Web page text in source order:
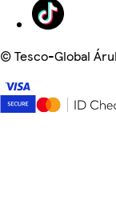
©Tesco-Global